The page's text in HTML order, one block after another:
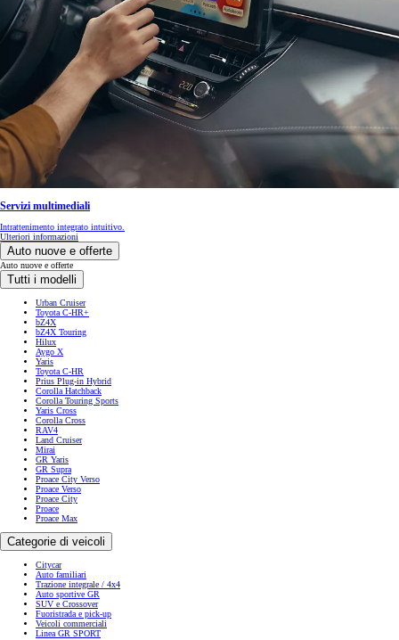
Servizi multimediali
Intrattenimento integrato intuitivo.
Ulteriori informazioni
Auto nuove e offerte
Auto nuove e offerte
Tutti i modelli
Urban Cruiser
Toyota C-HR+
bZ4X
bZ4X Touring
Hilux
Aygo X
Yaris
Toyota C-HR
Prius Plug-in Hybrid
Corolla Hatchback
Corolla Touring Sports
Yaris Cross
Corolla Cross
RAV4
Land Cruiser
Mirai
GR Yaris
GR Supra
Proace City Verso
Proace Verso
Proace City
Proace
Proace Max
Categorie di veicoli
Citycar
Auto familiari
Trazione integrale / 4x4
Auto sportive GR
SUV e Crossover
Fuoristrada e pick-up
Veicoli commerciali
Linea GR SPORT